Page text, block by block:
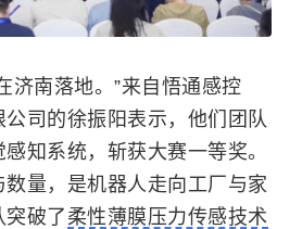
济南落地。”来自悟通感控
公司的徐振阳表示，他们团队
知系统，斩获大赛一等奖。
量，是机器人走向工厂与家
突破了 柔性薄膜压力传感技术